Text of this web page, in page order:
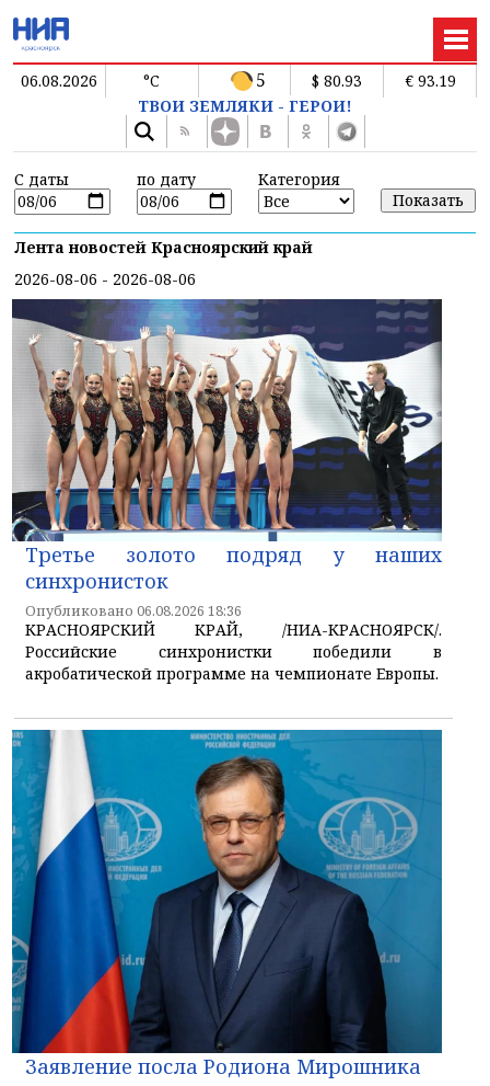
06.08.2026 °C 5 $ 80.93
€ 93.19
ТВОИ ЗЕМЛЯКИ - ГЕРОИ!
С даты по дату Категория
Лента новостей Красноярский край
2026-08-06 - 2026-08-06
Третье золото подряд у наших
синхронисток
Опубликовано 06.08.2026 18:36
КРАСНОЯРСКИЙ КРАЙ, /НИА-КРАСНОЯРСК/.
Российские синхронистки победили в
акробатической программе на чемпионате Европы.
Заявление посла Родиона Мирошника